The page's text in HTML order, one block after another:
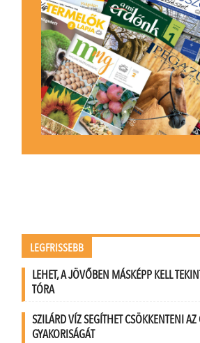
LEGFRISSEBB
LEHET, A JÖVŐBEN MÁSKÉPP KELL
TÓRA
SZILÁRD VÍZ SEGÍTHET CSÖKKENTENI
GYAKORISÁGÁT